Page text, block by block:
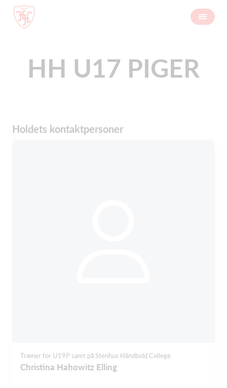
HH U17 PIGER
Holdets kontaktpersoner
Træner for U19P samt på Stenhus Håndbold College
Christina Hahowitz Elling